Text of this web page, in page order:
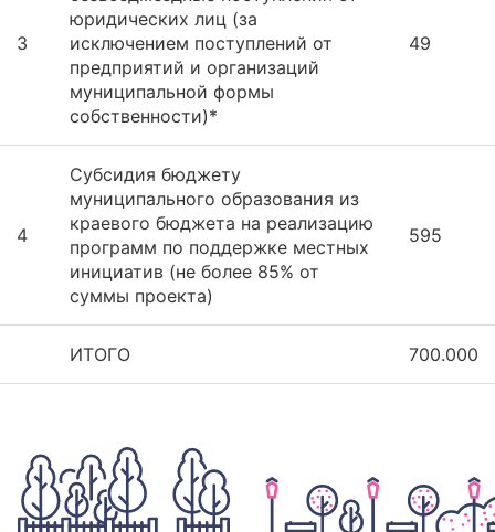
3
юридических лиц (за
исключением поступлений от
предприятий и организаций
муниципальной формы
собственности)*
49
4
Субсидия бюджету
муниципального образования из
краевого бюджета на реализацию
программ по поддержке местных
инициатив (не более 85% от
суммы проекта)
595
ИТОГО 700.000